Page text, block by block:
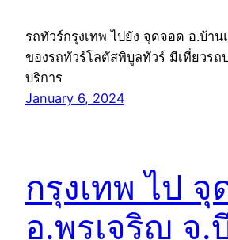
รถทัวร์กรุงเทพ ไปยัง จุดจอด อ.บ้า
ของรถทัวร์โลตัสพิบูลทัวร์ มีเที่ยวรถ
บริการ
January 6, 2024
กรุงเทพ ไป จุ
อ.พรเจริญ จ.